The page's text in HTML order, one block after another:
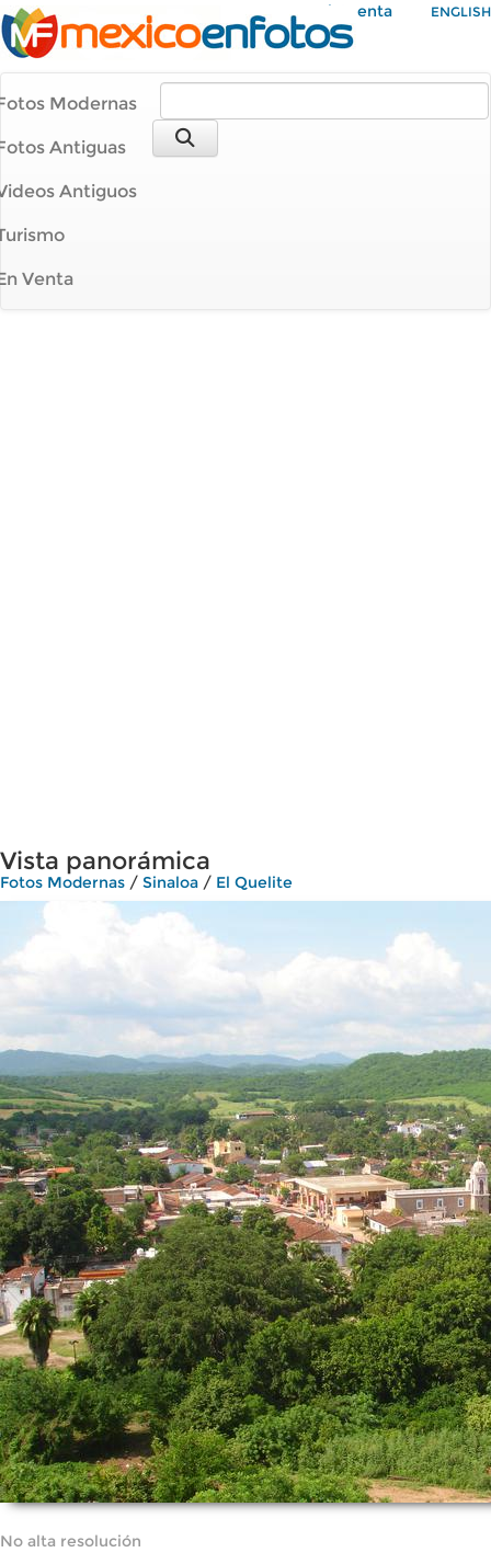
Mi Cuenta ENGLISH
Modernas
Antiguas
Antiguos
Venta
Vista panorámica
Fotos Modernas / Sinaloa / El Quelite
No alta resolución